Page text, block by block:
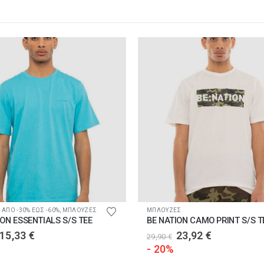
ΑΠΟ -30% ΕΩΣ -60% ΜΠΛΟΥΖΕΣ
ESSENTIALS S/S TEE
Original
15,33 €
Αυτό το προϊόν έχει πολλαπλές παραλλαγές. Οι επιλογές μπορούν να επιλεγούν στη σελίδα του προϊόντος
ΜΠΛΟΥΖΕΣ
BE NATION CAMO PRINT S/S
29,90€ Original
23,92 €
- 20%